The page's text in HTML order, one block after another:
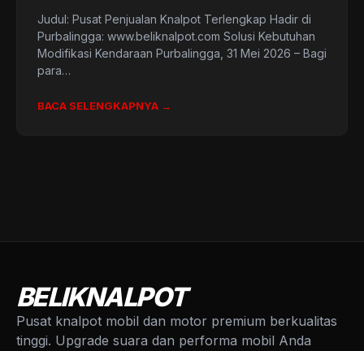
Judul: Pusat Penjualan Knalpot Terlengkap Hadir di
Purbalingga: www.beliknalpot.com Solusi Kebutuhan
Modifikasi Kendaraan Purbalingga, 31 Mei 2026 – Bagi
para…
BACA SELENGKAPNYA →
BELIKNALPOT
Pusat knalpot mobil dan motor premium berkualitas
tinggi. Upgrade suara dan performa mobil Anda